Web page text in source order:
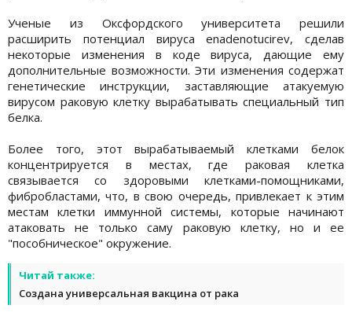
Ученые из Оксфордского университета решили
расширить потенциал вируса enadenotucirev, сделав
некоторые изменения в коде вируса, дающие ему
дополнительные возможности. Эти изменения содержат
генетические инструкции, заставляющие атакуемую
вирусом раковую клетку вырабатывать специальный тип
белка.
Более того, этот вырабатываемый клетками белок
концентрируется в местах, где раковая клетка
связывается со здоровыми клетками-помощниками,
фибробластами, что, в свою очередь, привлекает к этим
местам клетки иммунной системы, которые начинают
атаковать не только саму раковую клетку, но и ее
"пособническое" окружение.
Читай также:
Создана универсальная вакцина от рака